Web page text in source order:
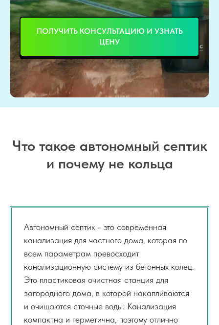
ПОЛУЧИТЬ КОНСУЛЬТАЦИЮ И УЗНАТЬ
ЦЕНУ
Что такое автономный септик
и почему не кольца
Автономный септик - это современная
канализация для частного дома, которая по
всем параметрам превосходит
канализационную систему из бетонных колец.
Это пластиковая очистная станция для
загородного дома, в которой накапливаются
и очищаются сточные воды. Канализация
компактна и герметична, поэтому отлично